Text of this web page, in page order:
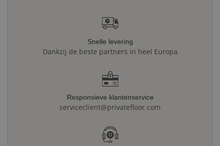
Snelle levering
Dankzij de beste partners in heel Europa
Responsieve klantenservice
serviceclient@privatefloor.com